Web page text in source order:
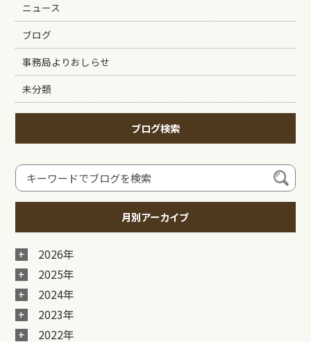
ニュース
ブログ
事務局よりおしらせ
未分類
ブログ検索
月別アーカイブ
2026年
2025年
2024年
2023年
2022年